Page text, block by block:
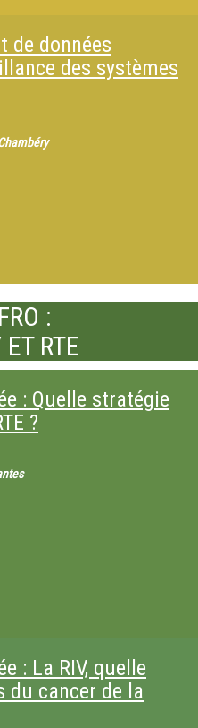
de données
des systèmes
:
RTE
: Quelle stratégie
?
: La RIV, quelle
du cancer de la